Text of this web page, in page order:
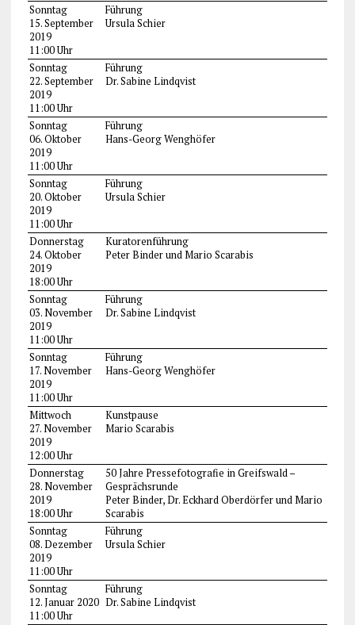
Sonntag
15. September
2019
11:00 Uhr
Führung
Ursula Schier
Sonntag
22. September
2019
11:00 Uhr
Führung
Dr. Sabine Lindqvist
Sonntag
06. Oktober
2019
11:00 Uhr
Führung
Hans-Georg Wenghöfer
Sonntag
20. Oktober
2019
11:00 Uhr
Führung
Ursula Schier
Donnerstag
24. Oktober
2019
18:00 Uhr
Kuratorenführung
Peter Binder und Mario Scarabis
Sonntag
03. November
2019
11:00 Uhr
Führung
Dr. Sabine Lindqvist
Sonntag
17. November
2019
11:00 Uhr
Führung
Hans-Georg Wenghöfer
Mittwoch
27. November
2019
12:00 Uhr
Kunstpause
Mario Scarabis
Donnerstag
28. November
2019
18:00 Uhr
50 Jahre Pressefotografie in Greifswald –
Gesprächsrunde
Peter Binder, Dr. Eckhard Oberdörfer und Mario
Scarabis
Sonntag
08. Dezember
2019
11:00 Uhr
Führung
Ursula Schier
Sonntag
12. Januar 2020
11:00 Uhr
Führung
Dr. Sabine Lindqvist